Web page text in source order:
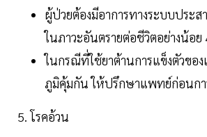
ผู้ป่วยต้องมีอาการทางระบบประ
ในภาวะอันตรายต่อชีวิตอย่างน้อ
ในกรณีที่ใช้ยาต้านการแข็งตัวของ
ภูมิคุ้มกัน ให้ปรึกษาแพทย์ก่อนก
5. โรคอ้วน